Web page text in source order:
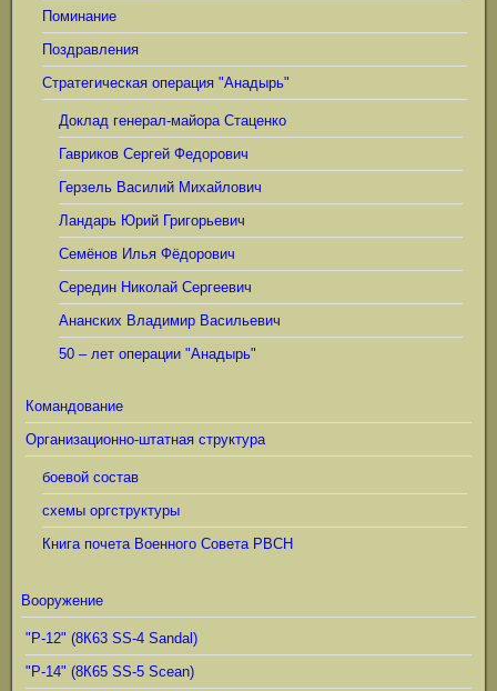
Поминание
Поздравления
Стратегическая операция "Анадырь"
Доклад генерал-майора Стаценко
Гавриков Сергей Федорович
Герзель Василий Михайлович
Ландарь Юрий Григорьевич
Семёнов Илья Фёдорович
Середин Николай Сергеевич
Ананских Владимир Васильевич
50 – лет операции "Анадырь"
Командование
Организационно-штатная структура
боевой состав
схемы оргструктуры
Книга почета Военного Совета РВСН
Вооружение
"Р-12" (8К63 SS-4 Sandal)
"Р-14" (8К65 SS-5 Scean)